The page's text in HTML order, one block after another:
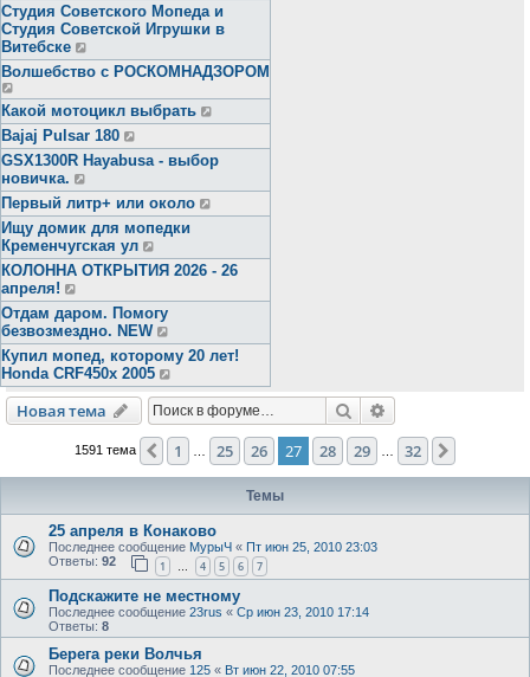
Студия Советского Мопеда и
Студия Советской Игрушки в
Витебске
Волшебство с РОСКОМНАДЗОРОМ
Какой мотоцикл выбрать
Bajaj Pulsar 180
GSX1300R Hayabusa - выбор
новичка.
Первый литр+ или около
Ищу домик для мопедки
Кременчугская ул
КОЛОННА ОТКРЫТИЯ 2026 - 26
апреля!
Отдам даром. Помогу
безвозмездно. NEW
Купил мопед, которому 20 лет!
Honda CRF450x 2005
Новая тема Поиск
1591 тема Пред.
1 25 26 27 28 29 32
Темы
25 апреля в Конаково
Последнее сообщение МурыЧ « Пт июн 25, 2010 23:03
Ответы: 92 1 … 4 5 6 7
Подскажите не местному
Последнее сообщение 23rus « Ср июн 23, 2010 17:14
Ответы: 8
Берега реки Волчья
Последнее сообщение 125 « Вт июн 22, 2010 07:55